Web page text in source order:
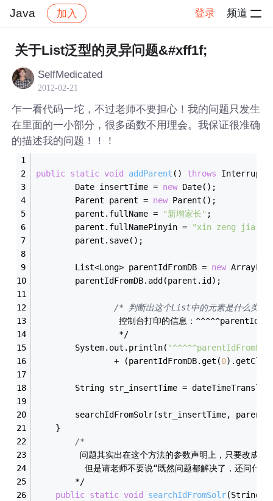
Java 加入 登录 频道
社区 Java 帖子详情
关于List泛型的灵异问题&#xff1f;
SelfMedicated
2012-02-21
乍一看代码一坨，不过老师不要担心！我的问题只发生
在里面的一小部分，很多函数不用理会。我保证很准确
的描述我的问题！！！
public static void addParent () throws
		Date insertTime =
new Date();
		Parent parent =
new Parent();
		parent.fullName =
"新增家长" ;
		parent.fullNamePinyin =
"xin zeng jia
		parent.save();
		List<Long> parentIdFromDB =
new
		parentIdFromDB.add(parent.id);
/* 判断出这个List中的元素是什么类型,
控制台打印的信息：
                 */
		System.out.println(
				+ (parentIdFromDB.get(
0
String str_insertTime =
searchIdFromSolr(str_insertTime,
	}
/*
问题其实出在这个方法的参数声明上，只要改成
但是请老师不要说“既然问题都解决了，还问什么
        */
public static void searchIdFromSolr(String